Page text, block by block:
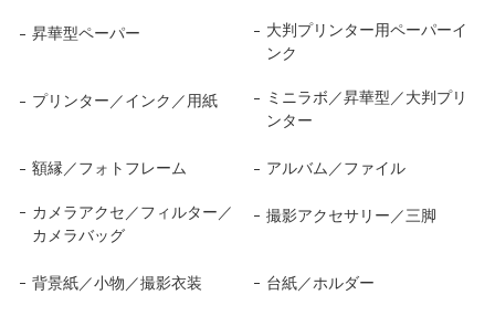
昇華型ペーパー
大判プリンター用ペーパーイ
ンク
プリンター／インク／用紙
ミニラボ／昇華型／大判プリ
ンター
額縁／フォトフレーム アルバム／ファイル
カメラアクセ／フィルター／
カメラバッグ
撮影アクセサリー／三脚
背景紙／小物／撮影衣装 台紙／ホルダー